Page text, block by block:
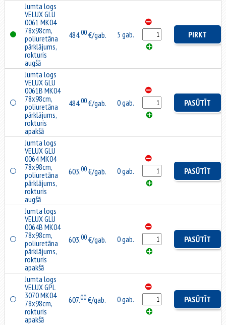
Jumta logs
VELUX GLU
0061 MK04
78x98cm,
poliuretāna
pārklājums,
rokturis
augšā
484.00€/gab. 5 gab. PIRKT
Jumta logs
VELUX GLU
0061B MK04
78x98cm,
poliuretāna
pārklājums,
rokturis
apakšā
484.00€/gab. 0 gab. PASŪTĪT
Jumta logs
VELUX GLU
0064 MK04
78x98cm,
poliuretāna
pārklājums,
rokturis
augšā
603.00€/gab. 0 gab. PASŪTĪT
Jumta logs
VELUX GLU
0064B MK04
78x98cm,
poliuretāna
pārklājums,
rokturis
apakšā
603.00€/gab. 0 gab. PASŪTĪT
Jumta logs
VELUX GPL
3070 MK04
78x98cm,
rokturis
apakšā
607.00€/gab. 0 gab. PASŪTĪT